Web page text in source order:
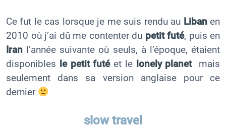
Ce fut le cas lorsque je me suis rendu au Libanen
2010 où j’ai dû me contenter du petit futé, puis en
Iran l’année suivante où seuls, à l’époque, étaient
disponibles le petit futéet le lonely planetmais
seulement dans sa version anglaise pour ce
dernier
slow travel